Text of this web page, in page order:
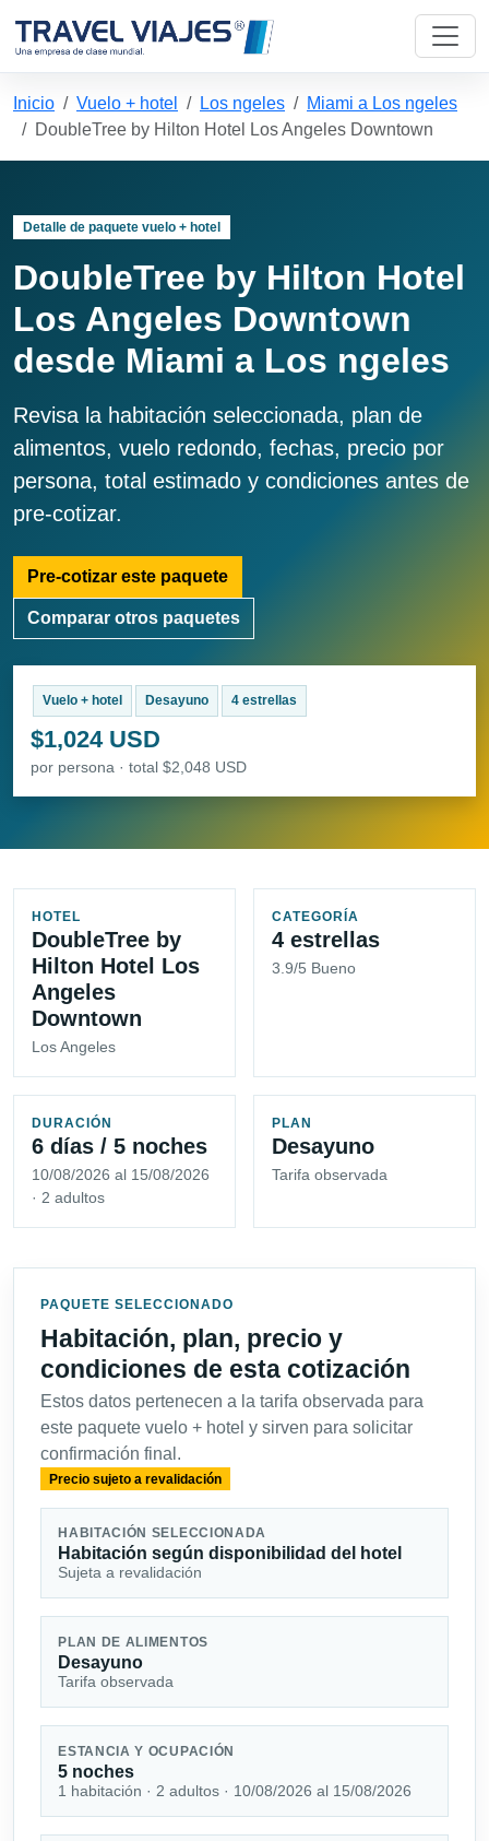
Inicio Vuelo + hotel Los ngeles
Miami a Los ngeles
DoubleTree by Hilton Hotel Los Angeles Downtown
Detalle de paquete vuelo + hotel
DoubleTree by Hilton Hotel
Los Angeles Downtown
desde Miami a Los ngeles
Revisa la habitación seleccionada, plan de
alimentos, vuelo redondo, fechas, precio por
persona, total estimado y condiciones antes de
pre-cotizar.
Pre-cotizar este paquete
Comparar otros paquetes
Vuelo + hotel Desayuno 4 estrellas
$1,024 USD
por persona · total $2,048 USD
HOTEL
DoubleTree by
Hilton Hotel Los
Angeles
Downtown
Los Angeles
CATEGORÍA
4 estrellas
3.9/5 Bueno
DURACIÓN
6 días / 5 noches
10/08/2026 al 15/08/2026
· 2 adultos
PLAN
Desayuno
Tarifa observada
PAQUETE SELECCIONADO
Habitación, plan, precio y
condiciones de esta cotización
Estos datos pertenecen a la tarifa observada para
este paquete vuelo + hotel y sirven para solicitar
confirmación final.
Precio sujeto a revalidación
HABITACIÓN SELECCIONADA
Habitación según disponibilidad del hotel
Sujeta a revalidación
PLAN DE ALIMENTOS
Desayuno
Tarifa observada
ESTANCIA Y OCUPACIÓN
5 noches
1 habitación · 2 adultos · 10/08/2026 al 15/08/2026